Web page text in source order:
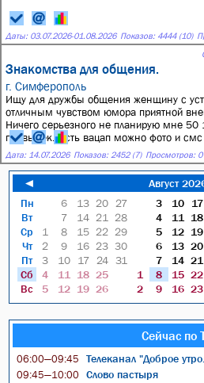
Даты: 03.07.2026-01.08.2026 Показов: 4444 (10)
Знакомства для общения.
г. Симферополь
Ищу для дружбы общения женщину с
отличным чувством юмора приятной
Ничего серьезного не планирую мне
привычек. Есть вацап можно фото и смс
Дата: 14.07.2026 Показов: 2452 (7) Просмотров: 0
◄ Август
Пн
Вт
Ср
Чт
Пт
Сб
Вс
6 13 20
27
7
14 21
28
1
8 15 22 29
2
9 16 23 30
3
10 17 24 31
4
11 18 25
5
12 19 26
3 10 17
4
11 18
5
12 19
6
13 20
7
14 21
1
8 15 22
2
9 16 23
Сейчас по
06:00—09:45 Телеканал "Доброе
09:45—10:00 Слово пастыря